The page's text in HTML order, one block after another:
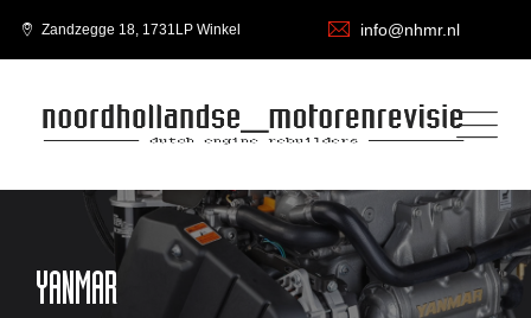
Zandzegge 18, 1731LP Winkel info@nhmr.nl
YANMAR